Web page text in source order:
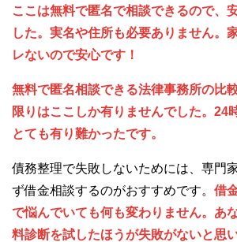
ここは無料で匿名で相談できるので、
した。実名や住所も必要ありません。
レないので安心です！
無料で匿名相談できる法律事務所の比
限りはここしか有りませんでした。24
とても有り難かったです。
債務整理で失敗しないためには、専門
ず借金相談するのがおすすめです。 借
で悩んでいても何も変わりません。あ
料診断を試したほうが失敗がないと思